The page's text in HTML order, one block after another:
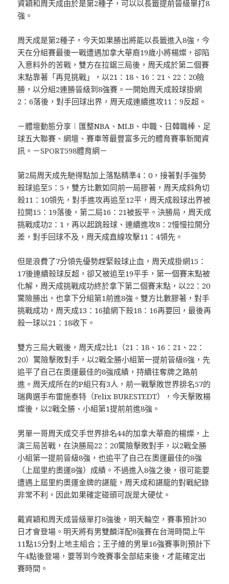
資穎和周天成由於是第2種子，可以以長籤提前晉級單打8
強。
周天成是第2種子，今天如果勝出將能以長籤進入8強，今
天在分組賽最後一戰遭遇加拿大華裔19歲小將楊燦，卻陷
入意料外的苦戰，雙方在拉鋸三局後，周天成於第二個賽
末點靠著「再見挑戰」，以21：18、16：21、22：20險
勝，以分組2連勝晉級到8強賽。一開始周天成殺球掛網
2：6落後，對手回球出界，周天成連續進攻11：9反超。
－體壇動態分享︱匯整NBA、MLB、中職、日韓職棒、足
球五大聯賽、網壇、賽車等最豐富多元的體育賽事新聞資
訊。－SPORT598體育網－
第2局周天成先馳得點加上落點精準4：0，接著對手強勢
殺球追至5：5，雙方比數如同前一局膠著，周天成斜角切
殺11：10領先，對手進攻再追至12平，周天成殺球出界被
拉開15：19落後，第二局16：21被扳平。決勝局，周天成
挑戰成功2：1，再以起跳殺球、連續進攻8：2慢慢拉開分
差，對手回球不及，周天成直線攻擊11：4領先。
但是浪費了7分領先優勢趕緊殺球止血，周天成掛網15：
17後連續殺球反超，卻又被追至19平手，第一個賽末點被
化解，周天成挑戰成功終於拿下第二個賽末點，以22：20
驚險勝出，也拿下分組第1前進8強。雙方比數膠著，對手
挑戰成功，周天成13：16搶網下殺18：16再要回，最後再
殺一球以21：18收下。
雙方三局大戰後，周天成2比1（21：18、16：21、22：
20）驚險擊敗對手，以2戰全勝小組第一提前晉級8強，先
追平了自己在奧運最佳的8強成績，持續往奪牌之路前
進。周天成所在的P組只有3人，前一戰擊敗世界排名57的
瑞典選手布雷施泰特（Felix BURESTEDT），今天擊敗楊
燦後，以2戰全勝、小組第1提前前進8強。
男單一哥周天成交手世界排名44的加拿大華裔的楊燦，上
演三局苦戰，在決勝局22：20驚險擊敗對手，以2戰全勝
小組第一提前晉級8強，也追平了自己在奧運最佳的8強
（上屆里約奧運8強）成績。不過進入8強之後，很可能要
遭遇上屆里約奧運金牌的諶龍，周天成和諶龍的對戰紀錄
非常不利，因此如果確定碰頭可說是大硬仗。
戴資穎和周天成晉級單打8強後，明天輪空，賽事預計30
日才會登場。明天將有男雙麟洋配8強賽在台灣時間上午
11點15分對上地主組合；王子維的男單16強賽事則預計下
午4點後登場，要等到今晚賽事全部結束後，才能確定出
賽時間。